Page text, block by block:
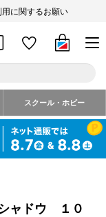
用に関するお願い
スクール・ホビー
ャドウ １０